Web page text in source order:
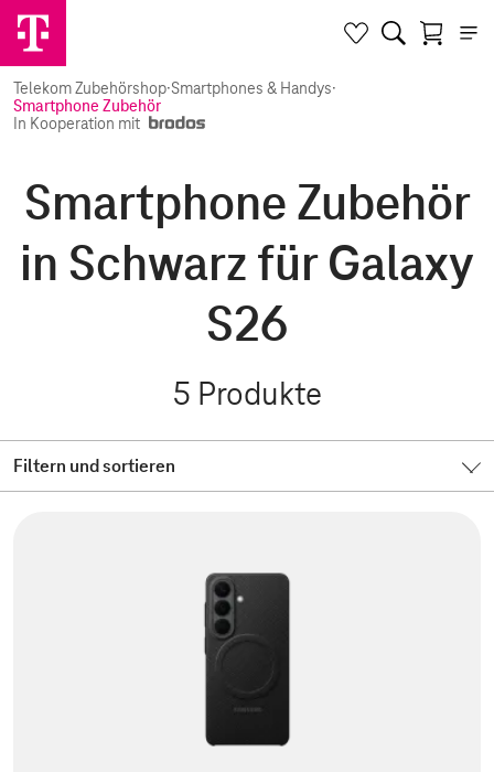
Telekom Zubehörshop·Smartphones & Handys·
Smartphone Zubehör
In Kooperation mit
Smartphone Zubehör
in Schwarz für Galaxy
S26
5 Produkte
Filtern und sortieren